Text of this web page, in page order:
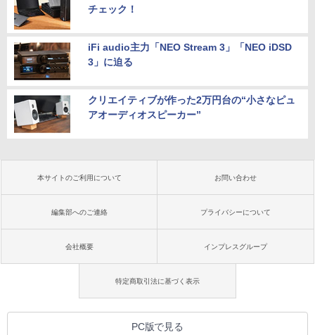
チェック！
iFi audio主力「NEO Stream 3」「NEO iDSD
3」に迫る
クリエイティブが作った2万円台の“小さなピュ
アオーディオスピーカー”
本サイトのご利用について お問い合わせ
編集部へのご連絡 プライバシーについて
会社概要 インプレスグループ
特定商取引法に基づく表示
PC版で見る